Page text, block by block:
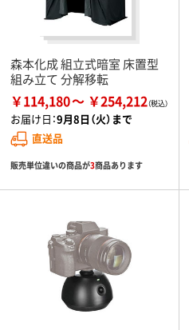
森本化成 組立式暗室 床置型
組み立て 分解移転
￥114,180 ￥254,212
お届け日：9月8日（火）まで
直送品
販売単位違いの商品が3商品あります